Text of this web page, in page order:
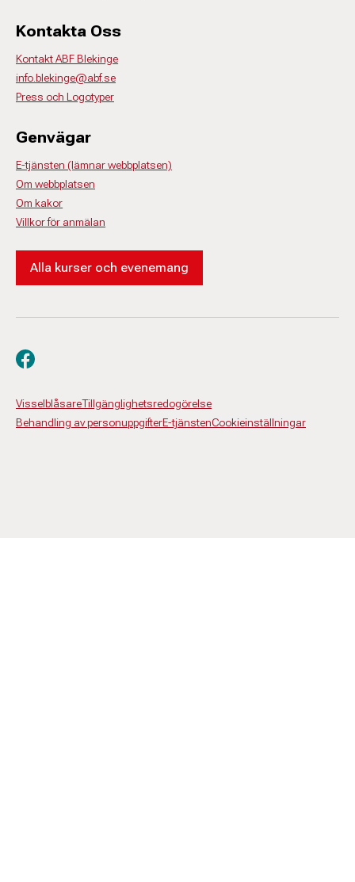
Kontakta Oss
Kontakt ABF Blekinge
info.blekinge@abf.se
Press och Logotyper
Genvägar
E-tjänsten (lämnar webbplatsen)
Om webbplatsen
Om kakor
Villkor för anmälan
Alla kurser och evenemang
VisselblåsareTillgänglighetsredogörelse
Behandling av personuppgifterE-tjänstenCookieinställningar
Besök oss på facebook